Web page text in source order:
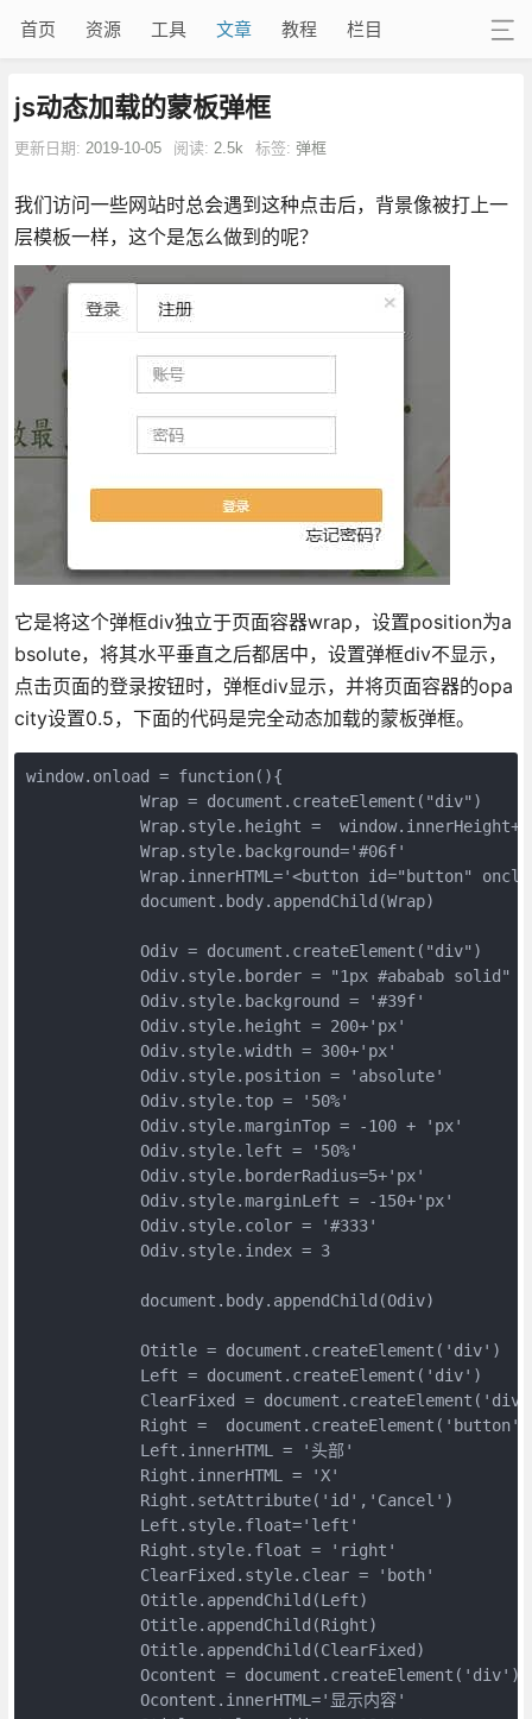
首页 资源 工具 文章 教程 栏目
js动态加载的蒙板弹框
更新日期: 2019-10-05 阅读: 2.5k 标签: 弹框
我们访问一些网站时总会遇到这种点击后，背景像被打上一
层模板一样，这个是怎么做到的呢？
它是将这个弹框div独立于页面容器wrap，设置position为a
bsolute，将其水平垂直之后都居中，设置弹框div不显示，
点击页面的登录按钮时，弹框div显示，并将页面容器的opa
city设置0.5，下面的代码是完全动态加载的蒙板弹框。
window.onload = function(){
            Wrap = document.createElement("div")
Wrap.style.height =
            Wrap.style.background='#06f'
Wrap.innerHTML='<button id="button"
            document.body.appendChild(Wrap)
            Odiv = document.createElement("div")
            Odiv.style.border = "1px #ababab solid"
            Odiv.style.background = '#39f'
            Odiv.style.height = 200+'px'
            Odiv.style.width = 300+'px'
            Odiv.style.position = 'absolute'
            Odiv.style.top = '50%'
            Odiv.style.marginTop = -100 + 'px'
            Odiv.style.left = '50%'
            Odiv.style.borderRadius=5+'px'
            Odiv.style.marginLeft = -150+'px'
            Odiv.style.color = '#333'
            Odiv.style.index = 3
            document.body.appendChild(Odiv)
            Otitle = document.createElement('div')
            Left = document.createElement('div')
ClearFixed =
            Right =  document.createElement('button')
            Left.innerHTML = '头部'
            Right.innerHTML = 'X'
            Right.setAttribute('id','Cancel')
            Left.style.float='left'
            Right.style.float = 'right'
            ClearFixed.style.clear = 'both'
            Otitle.appendChild(Left)
            Otitle.appendChild(Right)
            Otitle.appendChild(ClearFixed)
            Ocontent = document.createElement('div')
            Ocontent.innerHTML='显示内容'